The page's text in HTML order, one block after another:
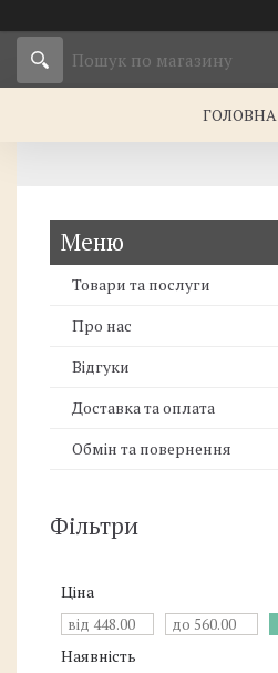
ГОЛОВНА
Товари та послуги
Про нас
Відгуки
Доставка та оплата
Обмін та повернення
Фільтри
Ціна
Наявність